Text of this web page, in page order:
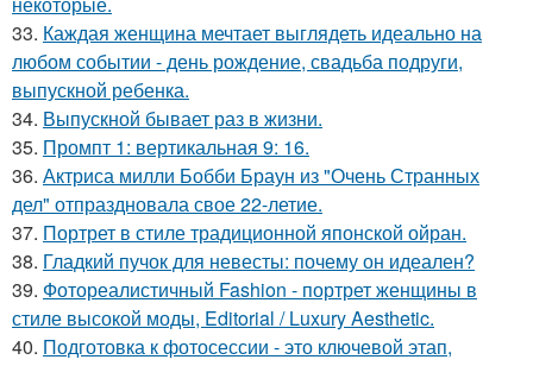
33. Каждая женщина мечтает выглядеть идеально на
любом событии - день рождение, свадьба подруги,
выпускной ребенка.
34. Выпускной бывает раз в жизни.
35. Промпт 1: вертикальная 9: 16.
36. Актриса милли Бобби Браун из "Очень Странных
дел" отпраздновала свое 22-летие.
37. Портрет в стиле традиционной японской ойран.
38. Гладкий пучок для невесты: почему он идеален?
39. Фотореалистичный Fashion - портрет женщины в
стиле высокой моды, Editorial / Luxury Aesthetic.
40. Подготовка к фотосессии - это ключевой этап,